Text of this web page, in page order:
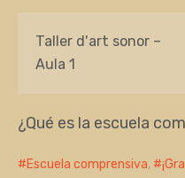
Taller d'art sonor –
Aula 1
¿Qué es la escuela
Escuela comprensiva,